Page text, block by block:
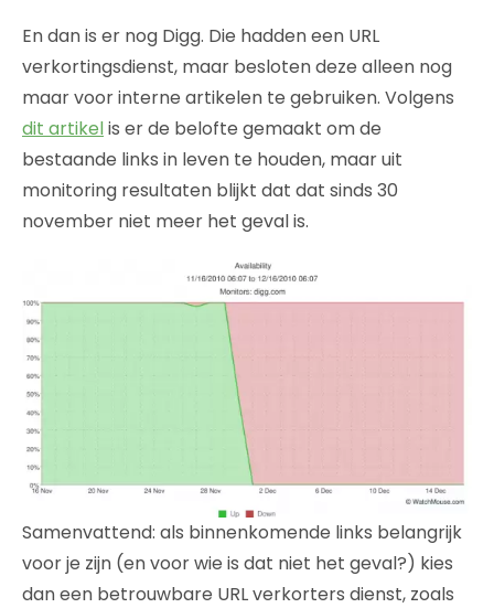
En dan is er nog Digg. Die hadden een URL
verkortingsdienst, maar besloten deze alleen nog
maar voor interne artikelen te gebruiken. Volgens
dit artikelis er de belofte gemaakt om de
bestaande links in leven te houden, maar uit
monitoring resultaten blijkt dat dat sinds 30
november niet meer het geval is.
Samenvattend: als binnenkomende links belangrijk
voor je zijn (en voor wie is dat niet het geval?) kies
dan een betrouwbare URL verkorters dienst, zoals